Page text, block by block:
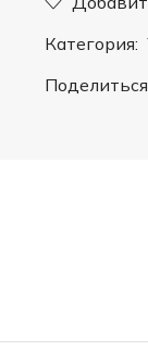
1
Категория: